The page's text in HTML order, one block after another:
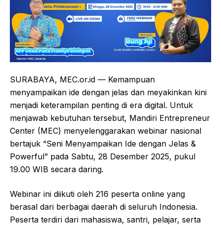
SURABAYA, MEC.or.id — Kemampuan
menyampaikan ide dengan jelas dan meyakinkan kini
menjadi keterampilan penting di era digital. Untuk
menjawab kebutuhan tersebut, Mandiri Entrepreneur
Center (MEC) menyelenggarakan webinar nasional
bertajuk “Seni Menyampaikan Ide dengan Jelas &
Powerful” pada Sabtu, 28 Desember 2025, pukul
19.00 WIB secara daring.
Webinar ini diikuti oleh 216 peserta online yang
berasal dari berbagai daerah di seluruh Indonesia.
Peserta terdiri dari mahasiswa, santri, pelajar, serta